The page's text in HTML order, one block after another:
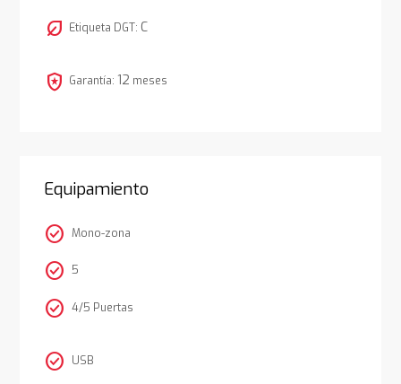
nest_eco_leaf Etiqueta DGT: C
local_police Garantía: 12 meses
Equipamiento
check_circle Mono-zona
check_circle 5
check_circle 4/5 Puertas
check_circle USB